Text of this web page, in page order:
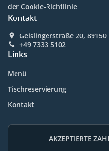
der Cookie-Richtlinie
Kontakt
Geislingerstraße 20,
+49 7333 5102
Links
Menü
Tischreservierung
Kontakt
AKZEPTIERTE